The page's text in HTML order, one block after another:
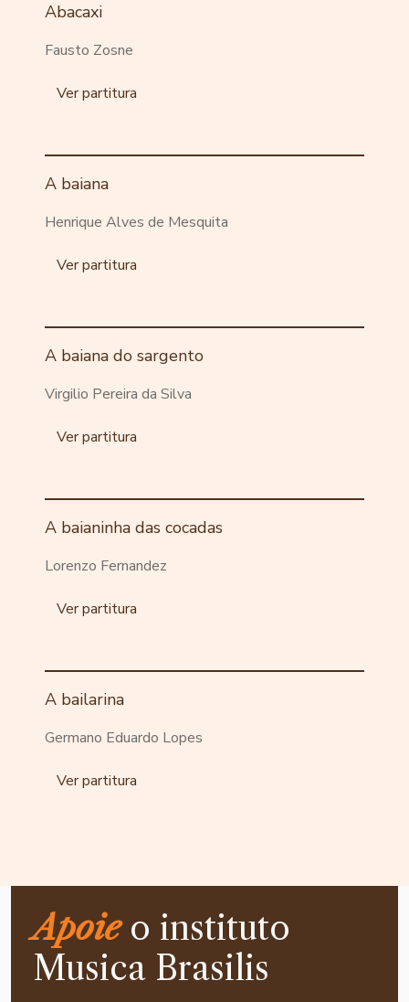
Abacaxi
Fausto Zosne
Ver partitura
A baiana
Henrique Alves de Mesquita
Ver partitura
A baiana do sargento
Virgilio Pereira da Silva
Ver partitura
A baianinha das cocadas
Lorenzo Fernandez
Ver partitura
A bailarina
Germano Eduardo Lopes
Ver partitura
Apoieo instituto
Musica Brasilis